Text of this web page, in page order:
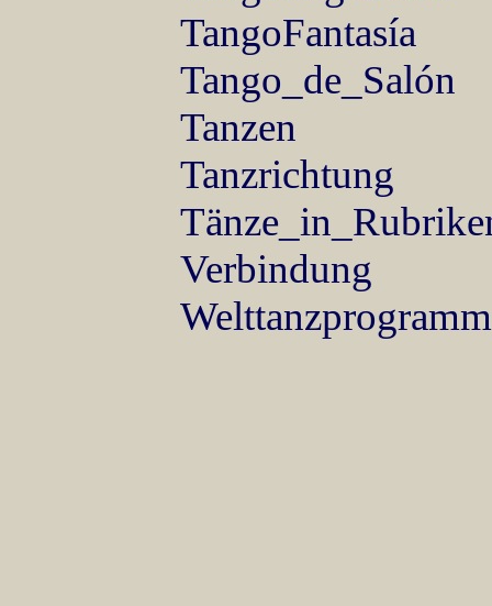
TangoFantasía
Tango_de_Salón
Tanzen
Tanzrichtung
Verbindung
Welttanzprogramm